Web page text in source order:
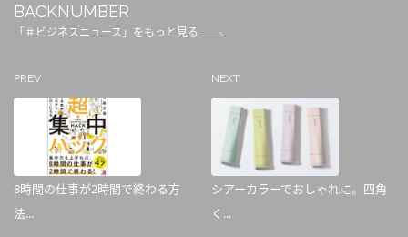
BACKNUMBER
「＃ビジネスニュース」をもっと見る
PREV
8時間の仕事が2時間で終わる方
法...
NEXT
シアーカラーでおしゃれに。四角
く...